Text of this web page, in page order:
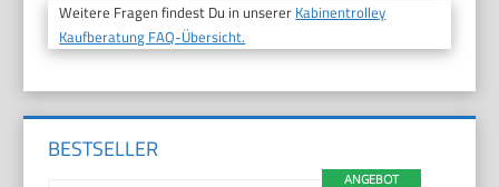
Weitere Fragen findest Du in unserer Kabinentrolley
Kaufberatung FAQ-Übersicht.
BESTSELLER
ANGEBOT